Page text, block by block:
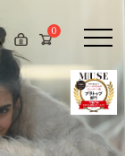
0
0